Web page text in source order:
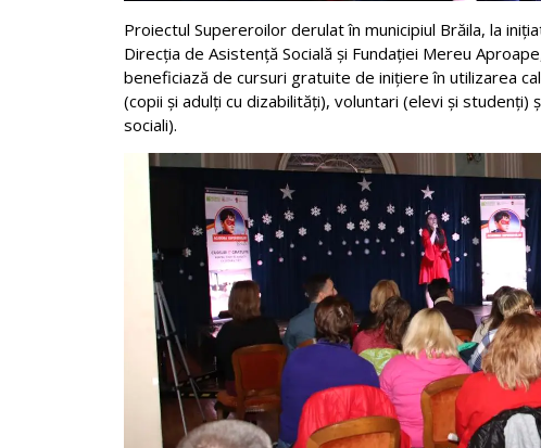
Proiectul Supereroilor derulat în municipiul Brăila, la
Direcția de Asistență Socială și Fundației Mereu
beneficiază de cursuri gratuite de inițiere în utilizarea
(copii și adulți cu dizabilități), voluntari (elevi și
sociali).